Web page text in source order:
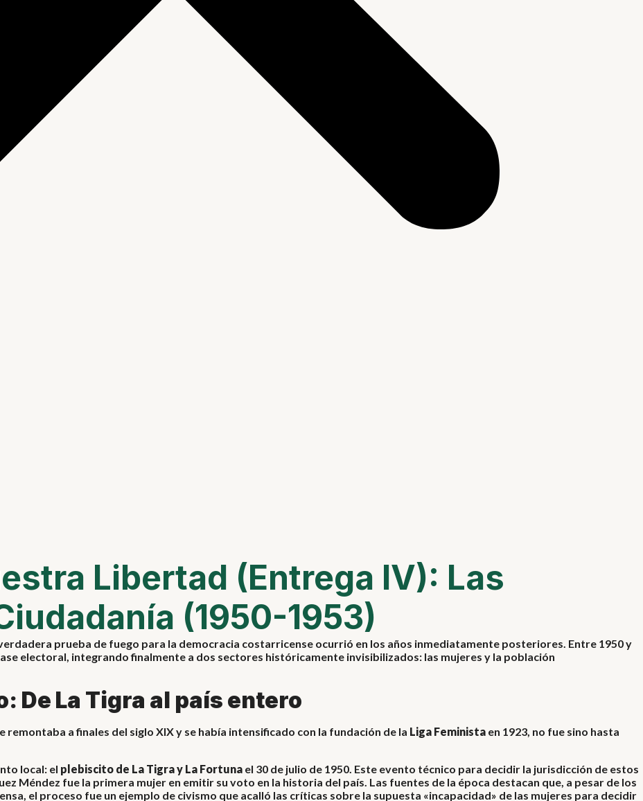
Libertad (Entrega IV): Las
(1950-1953)
prueba de fuego para la democracia costarricense ocurrió en los años inmediatamente posteriores. Entre 1950 y
electoral, integrando finalmente a dos sectores históricamente invisibilizados: las mujeres y la población
De La Tigra al país entero
a finales del siglo XIX y se había intensificado con la fundación de la Liga Feminista en 1923, no fue sino hasta
local: el plebiscito de La Tigra y La Fortuna el 30 de julio de 1950. Este evento técnico para decidir la jurisdicción de estos
Méndez fue la primera mujer en emitir su voto en la historia del país. Las fuentes de la época destacan que, a pesar de los
el proceso fue un ejemplo de civismo que acalló las críticas sobre la supuesta «incapacidad» de las mujeres para decidir